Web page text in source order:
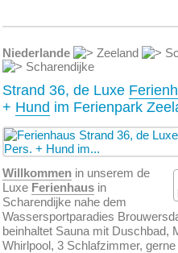
Niederlande Zeeland
Scharendijke
Strand 36, de Luxe
+ Hund im Ferienpark
Willkommen in unserem de
Luxe Ferienhaus in
Scharendijke nahe dem
Wassersportparadies
beinhaltet Sauna mit Duschbad,
Whirlpool, 3 Schlafzimmer,